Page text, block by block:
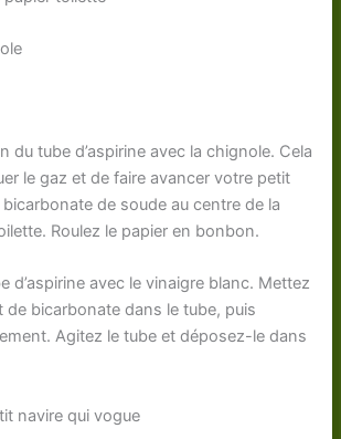
du tube d’aspirine avec la chignole. Cela
le gaz et de faire avancer votre petit
de soude au centre de la
Roulez le papier en bonbon.
d’aspirine avec le vinaigre blanc. Mettez
de bicarbonate dans le tube, puis
Agitez le tube et déposez-le dans
navire qui vogue